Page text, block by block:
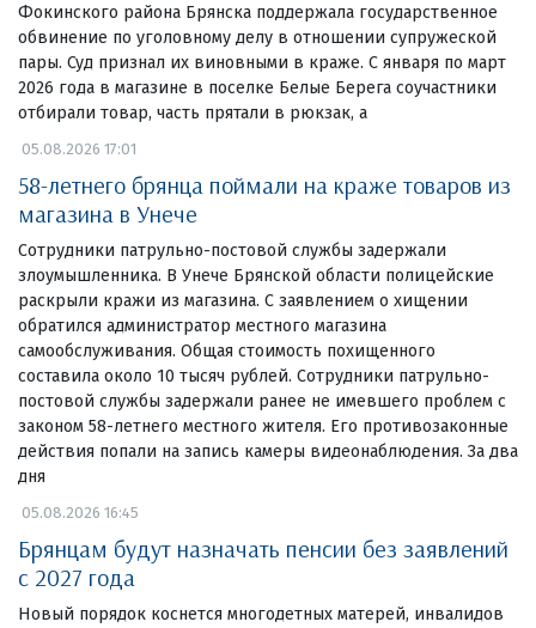
Фокинского района Брянска поддержала государственное
обвинение по уголовному делу в отношении супружеской
пары. Суд признал их виновными в краже. С января по март
2026 года в магазине в поселке Белые Берега соучастники
отбирали товар, часть прятали в рюкзак, а
05.08.2026 17:01
58-летнего брянца поймали на краже товаров из
магазина в Унече
Сотрудники патрульно-постовой службы задержали
злоумышленника. В Унече Брянской области полицейские
раскрыли кражи из магазина. С заявлением о хищении
обратился администратор местного магазина
самообслуживания. Общая стоимость похищенного
составила около 10 тысяч рублей. Сотрудники патрульно-
постовой службы задержали ранее не имевшего проблем с
законом 58-летнего местного жителя. Его противозаконные
действия попали на запись камеры видеонаблюдения. За два
дня
05.08.2026 16:45
Брянцам будут назначать пенсии без заявлений
с 2027 года
Новый порядок коснется многодетных матерей, инвалидов